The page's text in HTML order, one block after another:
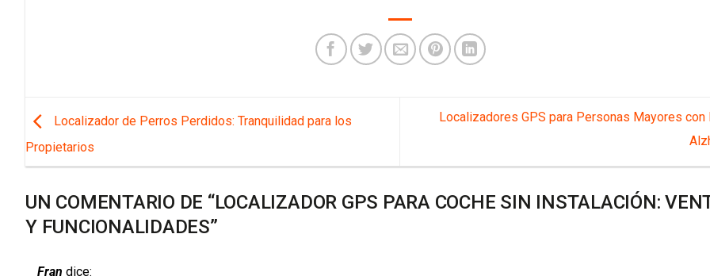
Localizador de Perros Perdidos: Tranquilidad para los
Propietarios
Localizadores GPS para Personas Mayores con
UN COMENTARIO DE “LOCALIZADOR GPS PARA COCHE SIN INSTALACIÓN:
Y FUNCIONALIDADES”
Fran dice: